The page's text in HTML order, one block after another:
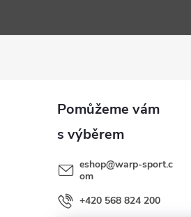
eshop@warp-sport.c
om
+420 568 824 200